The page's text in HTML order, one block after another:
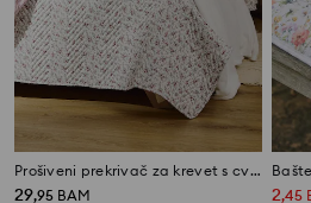
Prošiveni prekrivač za krevet s cvjetnim uzorkom
29,95 BAM 2,45